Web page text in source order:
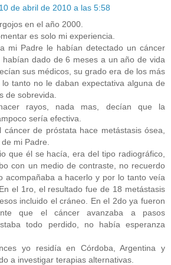
10 de abril de 2010 a las 5:58
en el año 2000.
es solo mi experiencia.
mi Padre le habían detectado un cáncer
dado de 6 meses a un año de vida
sus médicos, su grado era de los más
tanto no le daban expectativa alguna de
de sobrevida.
rayos, nada mas, decían que la
sería efectiva.
cáncer de próstata hace metástasis ósea,
mi Padre.
que él se hacía, era del tipo radiográfico,
con un medio de contraste, no recuerdo
acompañaba a hacerlo y por lo tanto veía
el 1ro, el resultado fue de 18 metástasis
incluido el cráneo. En el 2do ya fueron
que el cáncer avanzaba a pasos
todo perdido, no había esperanza
yo residía en Córdoba, Argentina y
a investigar terapias alternativas.